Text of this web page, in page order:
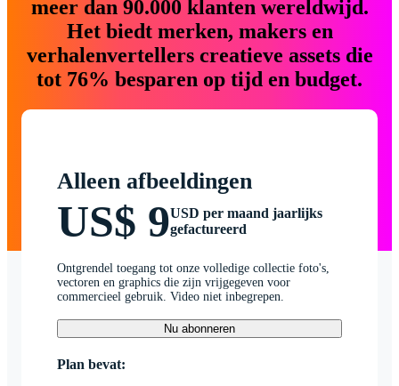
meer dan 90.000 klanten wereldwijd.
Het biedt merken, makers en
verhalenvertellers creatieve assets die
tot 76% besparen op tijd en budget.
Alleen afbeeldingen
US$ 9USD per maand jaarlijks
gefactureerd
Ontgrendel toegang tot onze volledige collectie foto's,
vectoren en graphics die zijn vrijgegeven voor
commercieel gebruik. Video niet inbegrepen.
Nu abonneren
Plan bevat: